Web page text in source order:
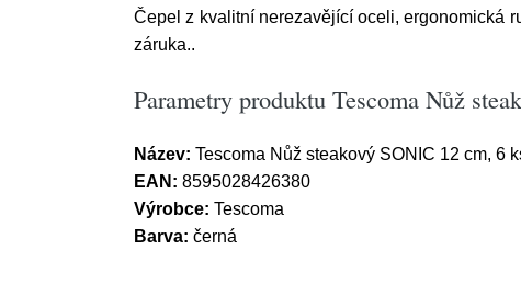
Čepel z kvalitní nerezavějící oceli, ergonomická
záruka..
Parametry produktu Tescoma Nůž
Název: Tescoma Nůž steakový SONIC 12 cm, 6
EAN: 8595028426380
Výrobce: Tescoma
Barva: černá